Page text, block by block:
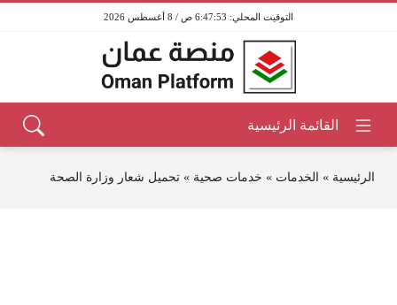
6:47:53 ص / 8 أغسطس 2026
الرئيسية » الخدمات » خدمات صحية » تحميل شعار وزارة الصحة‏